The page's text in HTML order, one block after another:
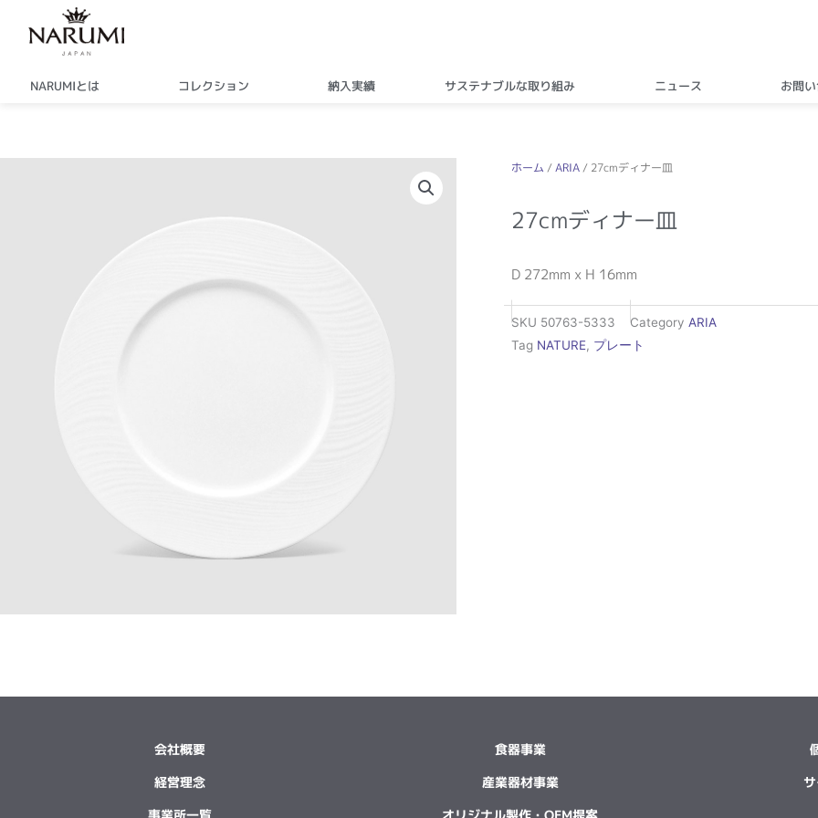
プ
NARUMIとは コレクション 納入実績 サステナブルな取り組み ニュース お問
ホーム /ARIA / 27cmディナー皿
27cmディナー皿
D 272mm x H 16mm
SKU 50763-5333 Category ARIA
Tag NATURE, プレート
会社概要
経営理念
事業所一覧
食器事業
産業器材事業
オリジナル製作・OEM提案